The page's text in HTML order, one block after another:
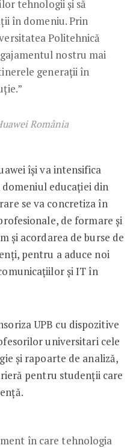
tehnologii și să
în domeniu. Prin
Politehnică
nostru mai
generații în
România
își va intensifica
educației din
se va concretiza în
de formare și
și acordarea de burse de
pentru a aduce noi
și IT în
UPB cu dispozitive
universitari cele
și rapoarte de analiză,
pentru studenții care
în care tehnologia